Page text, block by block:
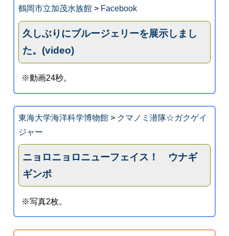
鶴岡市立加茂水族館> Facebook
久しぶりにブルージェリーを展示しまし
た。(video)
※動画24秒。
東海大学海洋科学博物館> クマノミ潜隊☆ガクゲイ
ジャー
ニョロニョロニューフェイス！ ウナギ
ギンポ
※写真2枚。